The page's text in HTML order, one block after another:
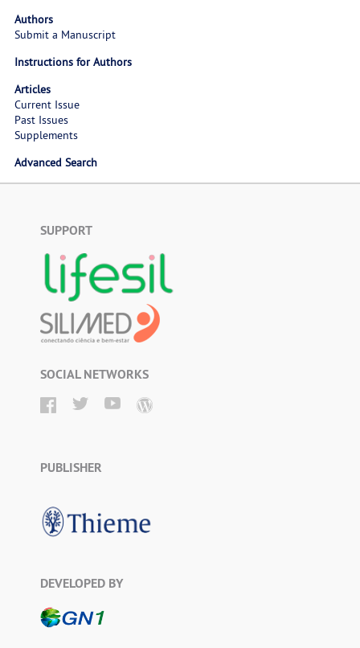
Authors
Submit a Manuscript
Instructions for Authors
Articles
Current Issue
Past Issues
Supplements
Advanced Search
SUPPORT
SOCIAL NETWORKS
PUBLISHER
DEVELOPED BY